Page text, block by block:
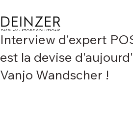
Interview d'expert
est la devise
Vanjo Wandscher !